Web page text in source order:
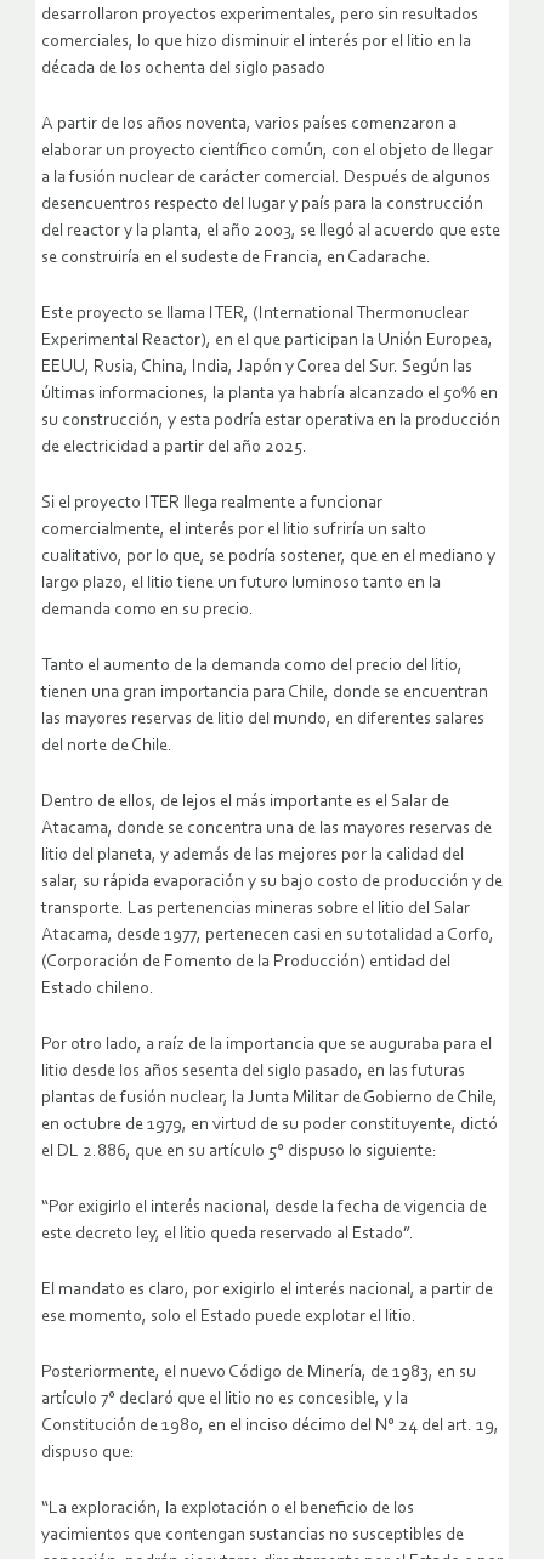
desarrollaron proyectos experimentales, pero sin resultados
comerciales, lo que hizo disminuir el interés por el litio en la
década de los ochenta del siglo pasado
A partir de los años noventa, varios países comenzaron a
elaborar un proyecto científico común, con el objeto de llegar
a la fusión nuclear de carácter comercial. Después de algunos
desencuentros respecto del lugar y país para la construcción
del reactor y la planta, el año 2003, se llegó al acuerdo que este
se construiría en el sudeste de Francia, en Cadarache.
Este proyecto se llama ITER, (International Thermonuclear
Experimental Reactor), en el que participan la Unión Europea,
EEUU, Rusia, China, India, Japón y Corea del Sur. Según las
últimas informaciones, la planta ya habría alcanzado el 50% en
su construcción, y esta podría estar operativa en la producción
de electricidad a partir del año 2025.
Si el proyecto ITER llega realmente a funcionar
comercialmente, el interés por el litio sufriría un salto
cualitativo, por lo que, se podría sostener, que en el mediano y
largo plazo, el litio tiene un futuro luminoso tanto en la
demanda como en su precio.
Tanto el aumento de la demanda como del precio del litio,
tienen una gran importancia para Chile, donde se encuentran
las mayores reservas de litio del mundo, en diferentes salares
del norte de Chile.
Dentro de ellos, de lejos el más importante es el Salar de
Atacama, donde se concentra una de las mayores reservas de
litio del planeta, y además de las mejores por la calidad del
salar, su rápida evaporación y su bajo costo de producción y de
transporte. Las pertenencias mineras sobre el litio del Salar
Atacama, desde 1977, pertenecen casi en su totalidad a Corfo,
(Corporación de Fomento de la Producción) entidad del
Estado chileno.
Por otro lado, a raíz de la importancia que se auguraba para el
litio desde los años sesenta del siglo pasado, en las futuras
plantas de fusión nuclear, la Junta Militar de Gobierno de Chile,
en octubre de 1979, en virtud de su poder constituyente, dictó
el DL 2.886, que en su artículo 5° dispuso lo siguiente:
“Por exigirlo el interés nacional, desde la fecha de vigencia de
este decreto ley, el litio queda reservado al Estado”.
El mandato es claro, por exigirlo el interés nacional, a partir de
ese momento, solo el Estado puede explotar el litio.
Posteriormente, el nuevo Código de Minería, de 1983, en su
artículo 7° declaró que el litio no es concesible, y la
Constitución de 1980, en el inciso décimo del N° 24 del art. 19,
dispuso que:
“La exploración, la explotación o el beneficio de los
yacimientos que contengan sustancias no susceptibles de